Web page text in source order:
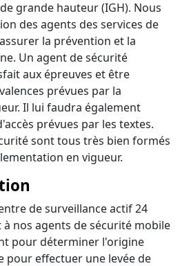
grande hauteur (IGH). Nous
des agents des services de
la prévention et la
Un agent de sécurité
aux épreuves et être
prévues par la
Il lui faudra également
prévues par les textes.
sont tous très bien formés
en vigueur.
de surveillance actif 24
nos agents de sécurité mobile
pour déterminer l'origine
pour effectuer une levée de